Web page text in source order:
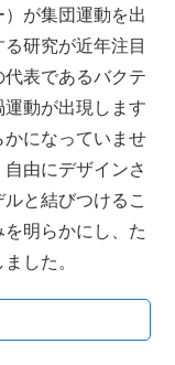
が集団運動を出
研究が近年注目
表であるバクテ
動が出現します
になっていませ
由にデザインさ
と結びつけるこ
明らかにし、た
した。